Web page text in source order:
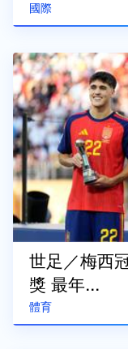
國際
體育
世足／梅西
獎 最年...